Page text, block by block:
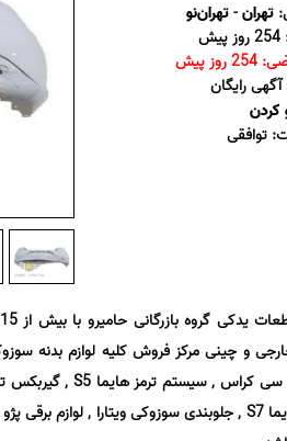
تهران-تهران‌نو
روز پیش
رایگان
کردن
توافقی